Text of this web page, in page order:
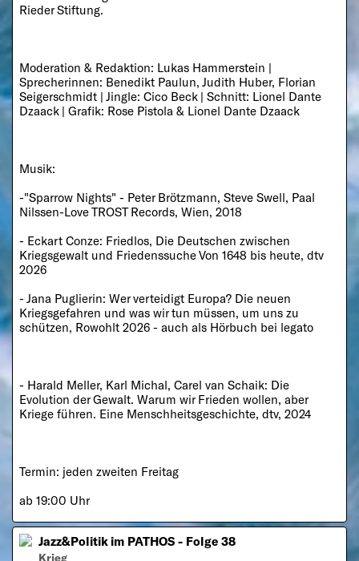
Rieder Stiftung.
Moderation & Redaktion: Lukas Hammerstein |
Sprecherinnen: Benedikt Paulun, Judith Huber, Florian
Seigerschmidt | Jingle: Cico Beck | Schnitt: Lionel Dante
Dzaack | Grafik: Rose Pistola & Lionel Dante Dzaack
Musik:
-"Sparrow Nights" - Peter Brötzmann, Steve Swell, Paal
Nilssen-Love TROST Records, Wien, 2018
- Eckart Conze: Friedlos, Die Deutschen zwischen
Kriegsgewalt und Friedenssuche Von 1648 bis heute, dtv
2026
- Jana Puglierin: Wer verteidigt Europa? Die neuen
Kriegsgefahren und was wir tun müssen, um uns zu
schützen, Rowohlt 2026 - auch als Hörbuch bei legato
- Harald Meller, Karl Michal, Carel van Schaik: Die
Evolution der Gewalt. Warum wir Frieden wollen, aber
Kriege führen. Eine Menschheitsgeschichte, dtv, 2024
Termin: jeden zweiten Freitag
ab 19:00 Uhr
Jazz&Politik im PATHOS - Folge 38
Krieg